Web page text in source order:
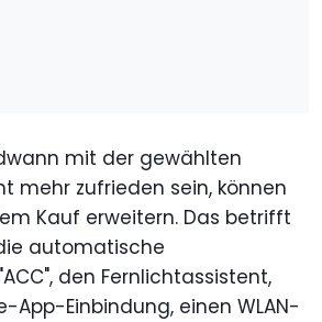
mit der gewählten
mehr zufrieden sein, können
Kauf erweitern. Das betrifft
automatische
den Fernlichtassistent,
App-Einbindung, einen WLAN-